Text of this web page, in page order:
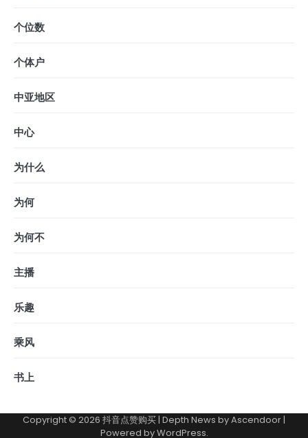
个位数
个体户
中亚地区
中心
为什么
为何
为何不
主播
乐趣
乘风
书上
Copyright © 2026 抖音点赞购买| Depth News byAscendoor|
Powered byWordPress.